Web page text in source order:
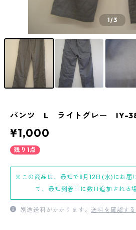
1/3
パンツ L ライトグレー IY-
¥1,000
残り1点
※この商品は、最短で8月12日(水)にお届
て、最短到着日に数日追加される
別途送料がかかります。送料を確認する